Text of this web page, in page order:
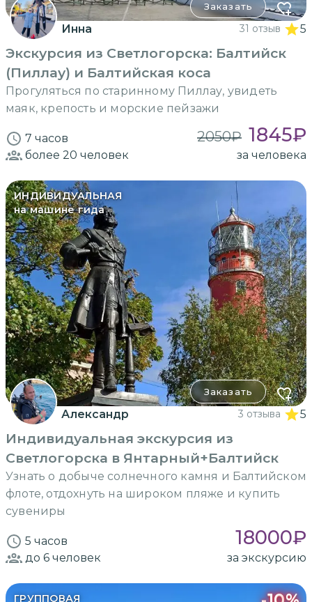
Заказать
Инна 31 отзыв 5
Экскурсия из Светлогорска: Балтийск
(Пиллау) и Балтийская коса
Прогуляться по старинному Пиллау, увидеть
маяк, крепость и морские пейзажи
7 часов 2050₽ 1845₽
более 20 человек за человека
ИНДИВИДУАЛЬНАЯ
на машине гида
Заказать
Александр 3 отзыва 5
Индивидуальная экскурсия из
Светлогорска в Янтарный+Балтийск
Узнать о добыче солнечного камня и Балтийском
флоте, отдохнуть на широком пляже и купить
сувениры
5 часов 18000₽
до 6 человек за экскурсию
ГРУППОВАЯ